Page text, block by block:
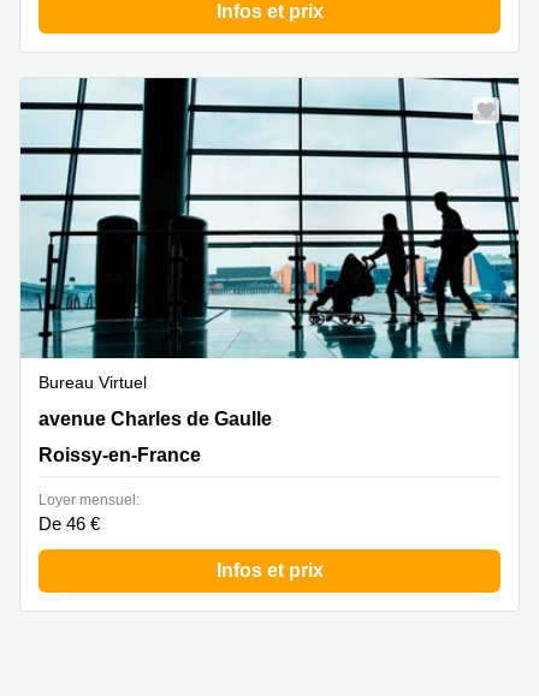
Infos et prix
Bureau Virtuel
11 avenue Charles de Gaulle, Roissy-en-France
avenue Charles de Gaulle
Roissy-en-France
Loyer mensuel:
De 46 €
Infos et prix